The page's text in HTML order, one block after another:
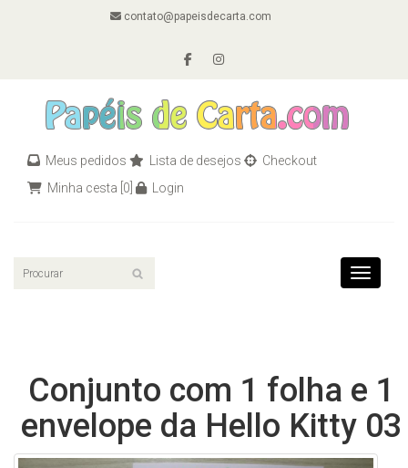
contato@papeisdecarta.com
Meus pedidos Lista de desejos
Checkout
Minha cesta [0] Login
Toggle
Conjunto com 1 folha e 1
envelope da Hello Kitty 03